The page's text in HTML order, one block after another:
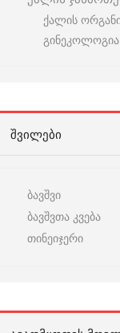
ქალის
გინეკოლოგია
ᲨᲕᲘᲚᲔᲑᲘ
ბავშვი
ბავშვთა კვება
თინეიჯერი